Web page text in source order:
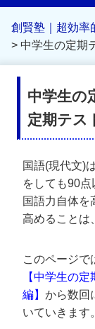
創賢塾｜超効率
> 中学生の定期
中学生の
定期テス
国語(現代文)
をしても90点
国語力自体を
高めることは
このページで
【中学生の
編】 から数回
いていきます。